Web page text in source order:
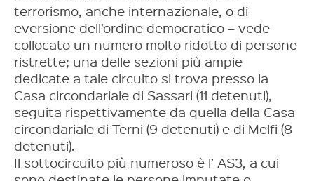
terrorismo, anche internazionale, o di
eversione dell’ordine democratico – vede
collocato un numero molto ridotto di persone
ristrette; una delle sezioni più ampie
dedicate a tale circuito si trova presso la
Casa circondariale di Sassari (11 detenuti),
seguita rispettivamente da quella della Casa
circondariale di Terni (9 detenuti) e di Melfi (8
detenuti).
Il sottocircuito più numeroso è l’ AS3, a cui